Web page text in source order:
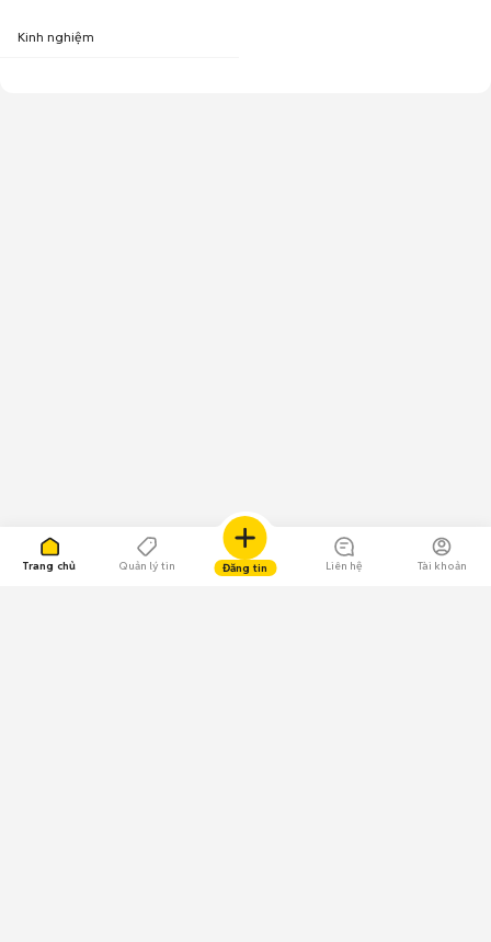
Trang chủ Quản lý tin Đăng tin Liên hệ Tài khoản
Kinh nghiệm